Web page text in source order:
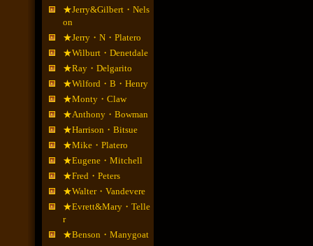
★Jerry&Gilbert・Nels
on
★Jerry・N・Platero
★Wilburt・Denetdale
★Ray・Delgarito
★Wilford・B・Henry
★Monty・Claw
★Anthony・Bowman
★Harrison・Bitsue
★Mike・Platero
★Eugene・Mitchell
★Fred・Peters
★Walter・Vandevere
★Evrett&Mary・Telle
r
★Benson・Manygoat